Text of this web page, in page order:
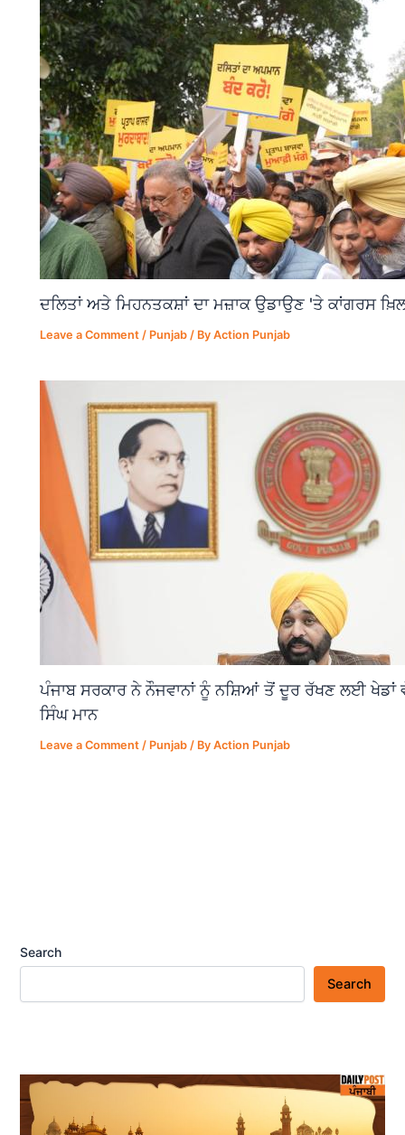
ਦਲਿਤਾਂ ਅਤੇ ਮਿਹਨਤਕਸ਼ਾਂ ਦਾ ਮਜ਼ਾਕ ਉਡਾਉਣ 'ਤੇ ਕਾਂਗਰਸ
Leave a Comment / Punjab / ByAction Punjab
ਪੰਜਾਬ ਸਰਕਾਰ ਨੇ ਨੌਜਵਾਨਾਂ ਨੂੰ ਨਸ਼ਿਆਂ ਤੋਂ ਦੂਰ ਰੱਖਣ ਲਈ ਖੇਡਾਂ
ਸਿੰਘ ਮਾਨ
Leave a Comment / Punjab / ByAction Punjab
Search
Search